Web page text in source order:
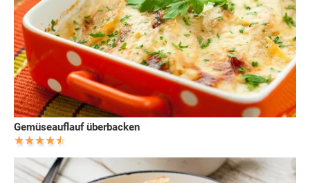
Gemüseauflauf überbacken